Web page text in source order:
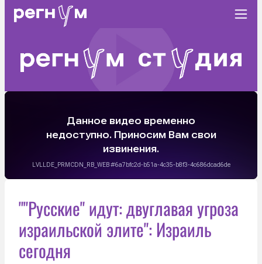
""Русские" идут: двуглавая угроза
израильской элите": Израиль
сегодня